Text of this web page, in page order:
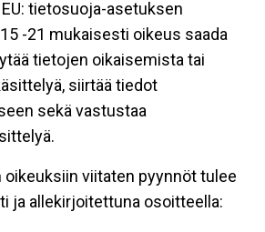
tietosuoja-asetuksen
-21 mukaisesti oikeus saada
tietojen oikaisemista tai
siirtää tiedot
sekä vastustaa
oikeuksiin viitaten pyynnöt tulee
ja allekirjoitettuna osoitteella: